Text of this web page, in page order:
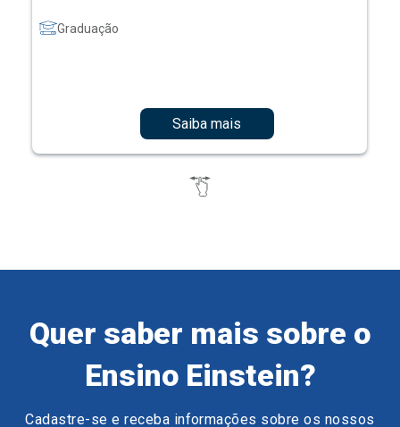
Graduação
Saiba mais
Quer saber mais sobre o
Ensino Einstein?
Cadastre-se e receba informações sobre os nossos